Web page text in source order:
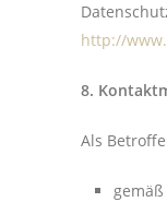
http://
8.
Als
gemäß